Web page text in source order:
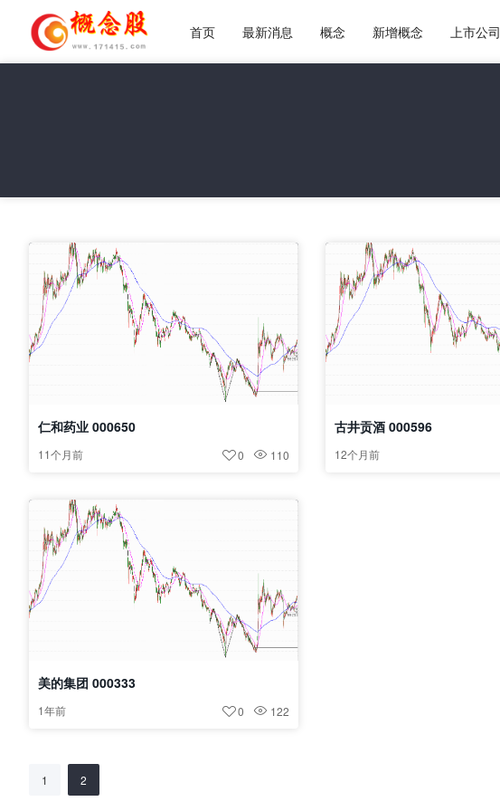
首页 最新消息 概念 新增概念 上市公司
仁和药业 000650
11个月前 110
0
古井贡酒 000596
12个月前
美的集团 000333
1年前 122
0
文第1 第
2